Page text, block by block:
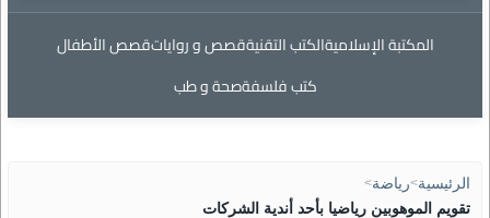
المكتبة الإسلاميةالكتب التقنيةقصص و رواياتقصص الأطفال
كتب فلسفةصحة و طب
الرئيسية>رياضة>
تقويم الموهوبين رياضيا بأحد أندية الشركات